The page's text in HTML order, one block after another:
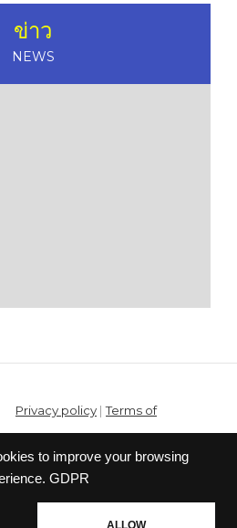
to improve your browsing
GDPR
ALLOW
ข่าว
NEWS
Privacy policy |Terms of
service
© Gravity Co.,Ltd. & Lee
Reserved. Published Gravity Game